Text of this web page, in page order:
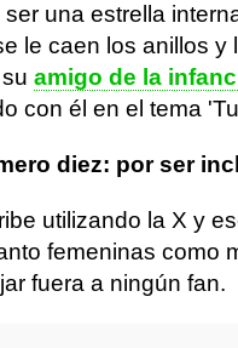
una estrella
le caen los anillos y
amigo de la
con él en el tema
diez: por ser
utilizando la X y
femeninas como
fuera a ningún fan.